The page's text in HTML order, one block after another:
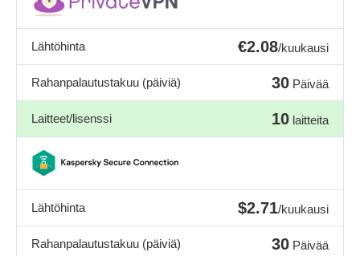
Lähtöhinta €2.08/kuukausi
Rahanpalautustakuu (päiviä) 30 Päivää
Laitteet/lisenssi 10 laitteita
Lähtöhinta $2.71/kuukausi
Rahanpalautustakuu (päiviä) 30 Päivää